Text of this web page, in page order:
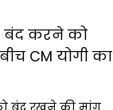
बंद करने को
CM योगी का